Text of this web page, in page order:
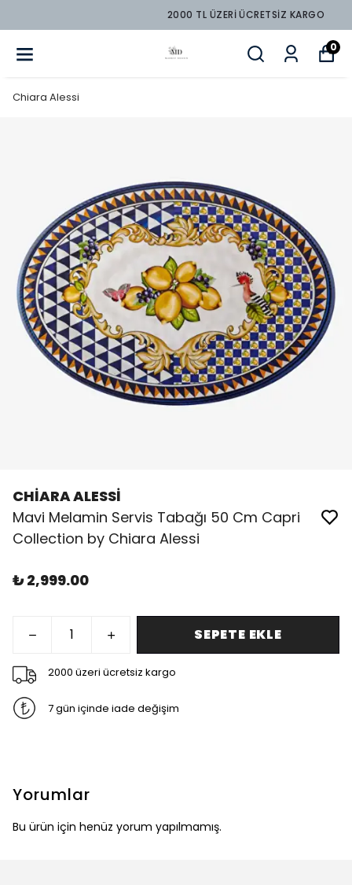
2000 TL ÜZERİ ÜCRETSİZ KARGO
0
Chiara Alessi
CHİARA ALESSİ
Mavi Melamin Servis Tabağı 50 Cm Capri
Collection by Chiara Alessi
₺ 2,999.00
SEPETE EKLE
2000 üzeri ücretsiz kargo
7 gün içinde iade değişim
Yorumlar
Bu ürün için henüz yorum yapılmamış.